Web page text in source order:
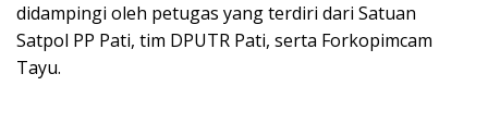
didampingi oleh petugas yang terdiri dari Satuan
Satpol PP Pati, tim DPUTR Pati, serta Forkopimcam
Tayu.